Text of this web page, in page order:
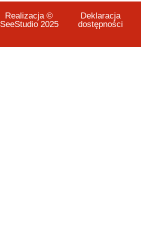
Realizacja ©
SeeStudio 2025
Deklaracja
dostępności